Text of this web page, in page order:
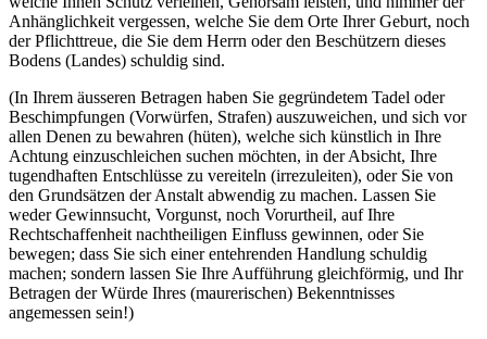
Anhänglichkeit vergessen, welche Sie dem Orte Ihrer Geburt, noch
der Pflichttreue, die Sie dem Herrn oder den Beschützern dieses
Bodens (Landes) schuldig sind.
(In Ihrem äusseren Betragen haben Sie gegründetem Tadel oder
Beschimpfungen (Vorwürfen, Strafen) auszuweichen, und sich vor
allen Denen zu bewahren (hüten), welche sich künstlich in Ihre
Achtung einzuschleichen suchen möchten, in der Absicht, Ihre
tugendhaften Entschlüsse zu vereiteln (irrezuleiten), oder Sie von
den Grundsätzen der Anstalt abwendig zu machen. Lassen Sie
weder Gewinnsucht, Vorgunst, noch Vorurtheil, auf Ihre
Rechtschaffenheit nachtheiligen Einfluss gewinnen, oder Sie
bewegen; dass Sie sich einer entehrenden Handlung schuldig
machen; sondern lassen Sie Ihre Aufführung gleichförmig, und Ihr
Betragen der Würde Ihres (maurerischen) Bekenntnisses
angemessen sein!)